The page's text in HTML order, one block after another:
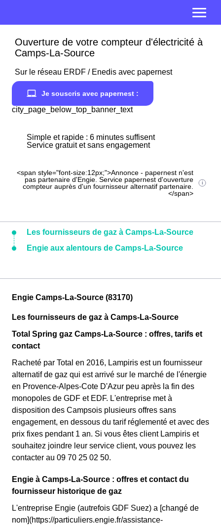
Ouverture de votre compteur d'électricité à
Camps-La-Source
Sur le réseau ERDF / Enedis avec papernest
Je souscris avec papernest :
city_page_below_top_banner_text
Simple et rapide : 6 minutes suffisent
Service gratuit et sans engagement
<span style="font-size:12px;">Annonce - papernest n'est
pas partenaire d'Engie. Service papernest d'ouverture
compteur auprès d'un fournisseur alternatif partenaire.
</span>
Les fournisseurs de gaz à Camps-La-Source
Engie aux alentours de Camps-La-Source
Engie Camps-La-Source (83170)
Les fournisseurs de gaz à Camps-La-Source
Total Spring gaz Camps-La-Source : offres, tarifs et
contact
Racheté par Total en 2016, Lampiris est un fournisseur
alternatif de gaz qui est arrivé sur le marché de l'énergie
en Provence-Alpes-Cote D'Azur peu après la fin des
monopoles de GDF et EDF. L'entreprise met à
disposition des Campsois plusieurs offres sans
engagement, en dessous du tarif réglementé et avec des
prix fixes pendant 1 an. Si vous êtes client Lampiris et
souhaitez joindre leur service client, vous pouvez les
contacter au 09 70 25 02 50.
Engie à Camps-La-Source : offres et contact du
fournisseur historique de gaz
L'entreprise Engie (autrefois GDF Suez) a [changé de
nom](https://particuliers.engie.fr/assistance-